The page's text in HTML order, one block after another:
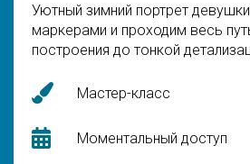
Уютный зимний портрет
маркерами и проходим весь
построения до тонкой
Мастер-класс
Моментальный доступ